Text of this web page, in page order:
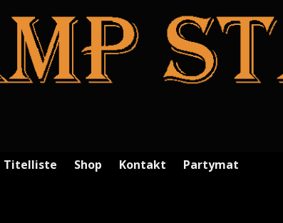
Titelliste Shop Kontakt
Partymat